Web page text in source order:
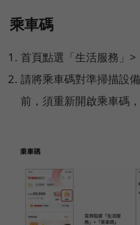
乘車碼
首頁點選「生活服務」>
請將乘車碼對準掃描設
前，須重新開啟乘車碼